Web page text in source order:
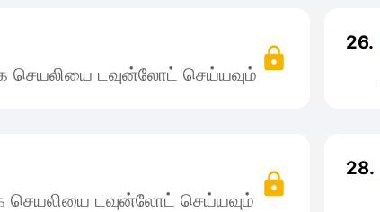
செயலியை டவுன்லோட் செய்யவும்
26.
செயலியை டவுன்லோட் செய்யவும்
28.